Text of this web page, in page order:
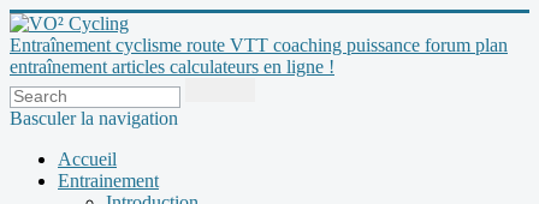
Entraînement cyclisme route VTT coaching puissance forum plan
entraînement articles calculateurs en ligne !
Basculer la navigation
Accueil
Entrainement